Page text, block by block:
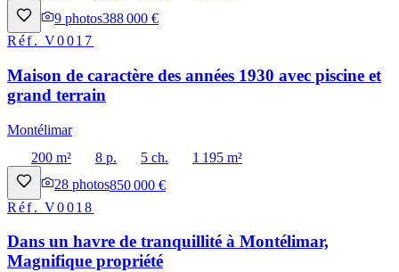
9 photos388 000 €
Réf.V0017
Maison de caractère des années 1930 avec piscine et
grand terrain
Montélimar
200 m²
8 p. 5 ch.
1 195 m²
28 photos850 000 €
Réf.V0018
Dans un havre de tranquillité à Montélimar,
Magnifique propriété